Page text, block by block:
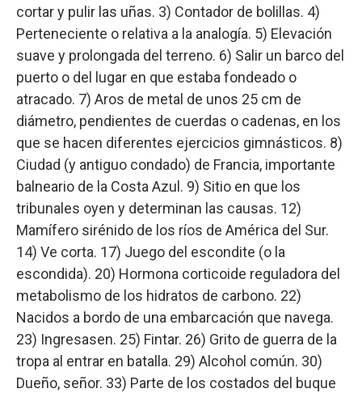
cortar y pulir las uñas. 3) Contador de bolillas. 4)
Perteneciente o relativa a la analogía. 5) Elevación
suave y prolongada del terreno. 6) Salir un barco del
puerto o del lugar en que estaba fondeado o
atracado. 7) Aros de metal de unos 25 cm de
diámetro, pendientes de cuerdas o cadenas, en los
que se hacen diferentes ejercicios gimnásticos. 8)
Ciudad (y antiguo condado) de Francia, importante
balneario de la Costa Azul. 9) Sitio en que los
tribunales oyen y determinan las causas. 12)
Mamífero sirénido de los ríos de América del Sur.
14) Ve corta. 17) Juego del escondite (o la
escondida). 20) Hormona corticoide reguladora del
metabolismo de los hidratos de carbono. 22)
Nacidos a bordo de una embarcación que navega.
23) Ingresasen. 25) Fintar. 26) Grito de guerra de la
tropa al entrar en batalla. 29) Alcohol común. 30)
Dueño, señor. 33) Parte de los costados del buque